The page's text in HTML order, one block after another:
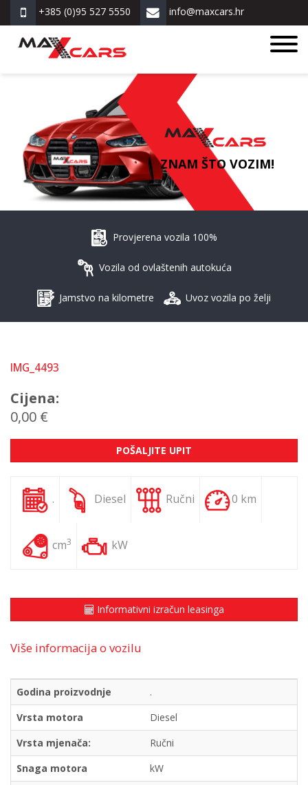
+385 (0)95 527 5550 info@maxcars.hr
ZNAM ŠTO VOZIM!
Provjerena vozila 100%
Vozila od ovlaštenih autokuća
Jamstvo na kilometre Uvoz vozila po želji
IMG_4493
Cijena:
0,00 €
POŠALJITE UPIT
. Diesel Ručni 0 km
cm3 kW
Informativni izračun leasinga
Više informacija o vozilu
Godina proizvodnje
.
Vrsta motora
Diesel
Vrsta mjenača:
Ručni
Snaga motora
kW